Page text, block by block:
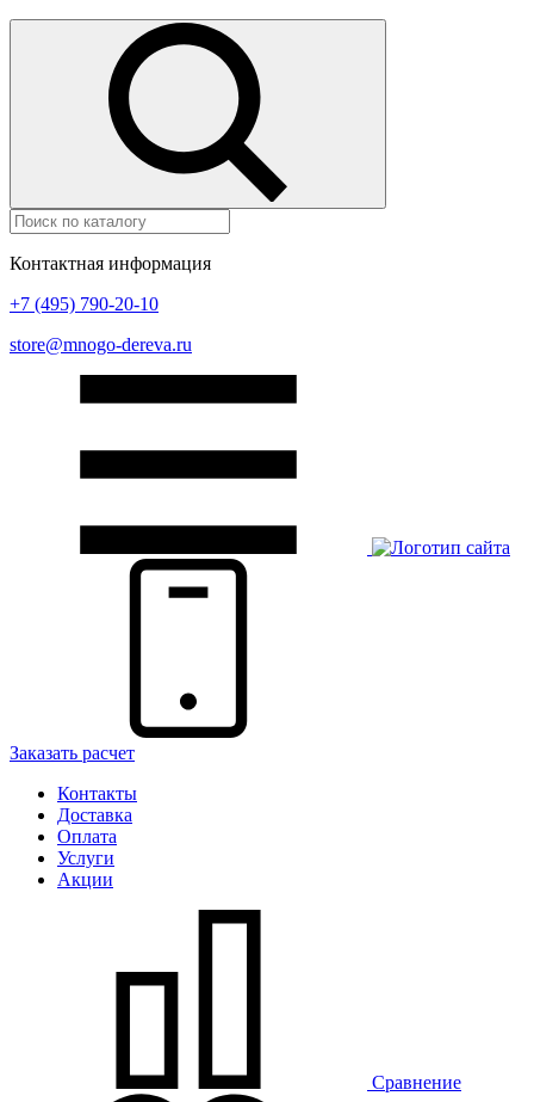
Контактная информация
+7 (495) 790-20-10
store@mnogo-dereva.ru
Заказать расчет
Контакты
Доставка
Оплата
Услуги
Акции
Сравнение